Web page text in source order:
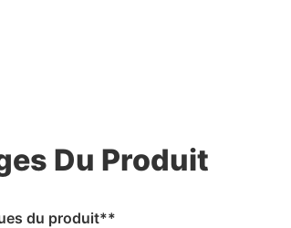
Du Produit
du produit**